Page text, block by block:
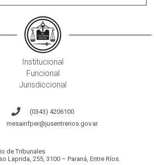
Institucional
Funcional
Jurisdiccional
(0343) 4206100
mesainfper@jusentrerios.gov.ar
de Tribunales
Laprida, 255, 3100 – Paraná, Entre Ríos.